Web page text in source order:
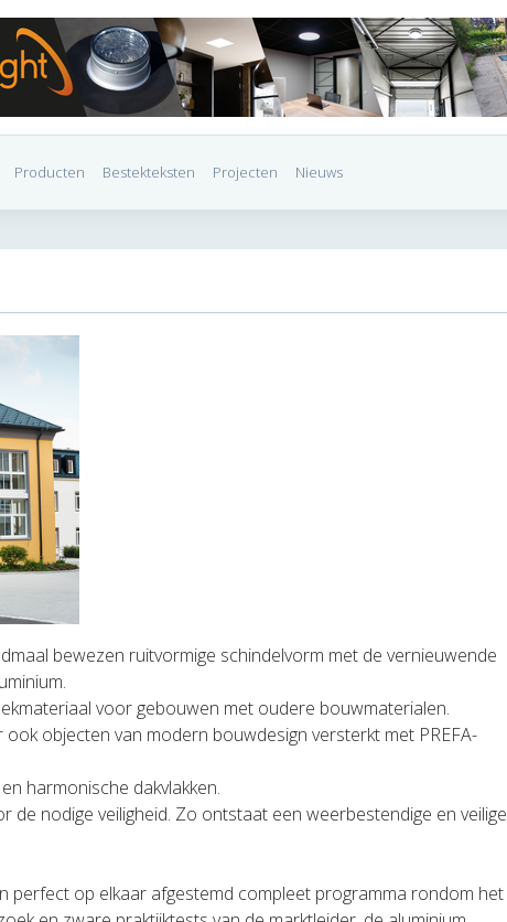
Producten Bestekteksten Projecten Nieuws
bewezen ruitvormige schindelvorm met de vernieuwende
voor gebouwen met oudere bouwmaterialen.
objecten van modern bouwdesign versterkt met PREFA-
harmonische dakvlakken.
de nodige veiligheid. Zo ontstaat een weerbestendige en veilige
perfect op elkaar afgestemd compleet programma rondom het